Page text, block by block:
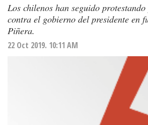
Los chilenos han seguido
contra el gobierno del presidente en
Piñera.
22 Oct 2019. 10:11 AM